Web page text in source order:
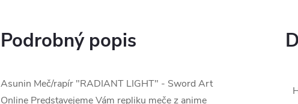
Podrobný popis
Asunin Meč/rapír "RADIANT LIGHT" - Sword Art
Online Predstavejeme Vám repliku meče z anime